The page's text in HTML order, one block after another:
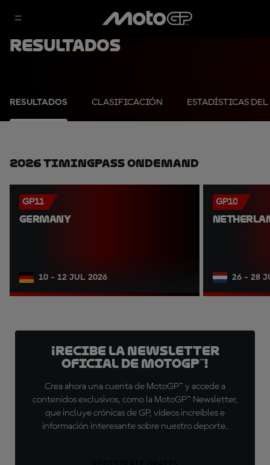
Resultados
RESULTADOS CLASIFICACIÓN ESTADÍSTICAS
2026 TimingPass OnDemand
GP11
GERMANY
10 - 12 JUL 2026
GP10
26 - 28
¡Recibe la Newsletter
oficial de MotoGP™!
Crea ahora una cuenta de MotoGP™ y accede a
contenidos exclusivos, como la MotoGP™ Newsletter,
que incluye crónicas de GP, vídeos increíbles e
información interesante sobre nuestro deporte.